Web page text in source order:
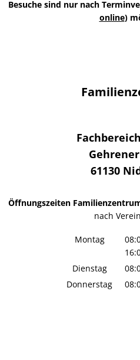
Besuche sind nur nach
online)
61130
Öffnungszeiten
nach
Montag
Dienstag
Donnerstag